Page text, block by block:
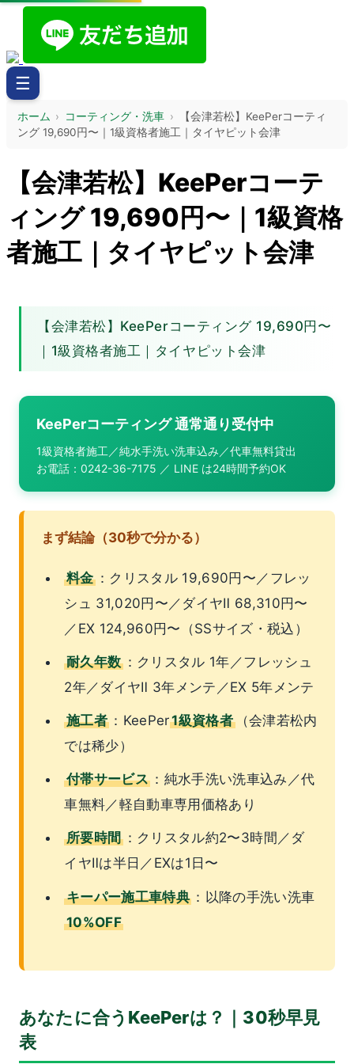
☰
ホーム › コーティング・洗車 ›
【会津若松】KeePerコーティ
ング 19,690円〜｜1級資格者施工｜タイヤピット会津
【会津若松】KeePerコーテ
ィング 19,690円〜｜1級資格
者施工｜タイヤピット会津
【会津若松】KeePerコーティング 19,690円〜
｜1級資格者施工｜タイヤピット会津
KeePerコーティング 通常通り受付中
1級資格者施工／純水手洗い洗車込み／代車無料貸出
お電話：0242-36-7175 ／ LINE は24時間予約OK
まず結論（30秒で分かる）
料金 ：クリスタル 19,690円〜／フレッ
シュ 31,020円〜／ダイヤⅡ 68,310円〜
／EX 124,960円〜（SSサイズ・税込）
耐久年数：クリスタル 1年／フレッシュ
2年／ダイヤⅡ 3年メンテ／EX 5年メンテ
施工者 ：KeePer1級資格者（会津若松内
では稀少）
付帯サービス ：純水手洗い洗車込み／代
車無料／軽自動車専用価格あり
所要時間：クリスタル約2〜3時間／ダ
イヤⅡは半日／EXは1日〜
キーパー施工車特典 ：以降の手洗い洗車
10%OFF
あなたに合うKeePerは？｜30秒早見
表